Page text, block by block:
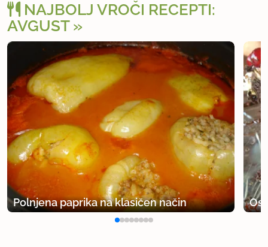
NAJBOLJ VROČI RECEPTI:
AVGUST
Polnjena paprika na klasičen način